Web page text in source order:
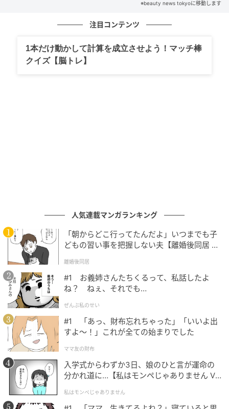
※beauty news tokyoに移動します
注目コンテンツ
1本だけ動かして計算を成立させよう！マッチ棒
クイズ【脳トレ】
人気連載マンガランキング
「朝からどこ行ってたんだよ」いつまでも子
どもの習い事を把握しない夫【離婚後同居 Vo
離婚後同居
#1 お義姉さんたちくるって、私話したよ
ね？ ねぇ、それでも…
ぜんぶ私のせい
#1 「あっ、財布忘れちゃった」「いいよ出
すよ〜！」これが全ての始まりでした
ママ友の財布
入学式からわずか3日、娘のひと言が運命の
分かれ道に…【私はモンペじゃありません Vo
私はモンペじゃありません